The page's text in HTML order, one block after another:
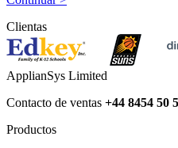
Clientas
ApplianSys Limited
Contacto de ventas +44 8454 50
Productos